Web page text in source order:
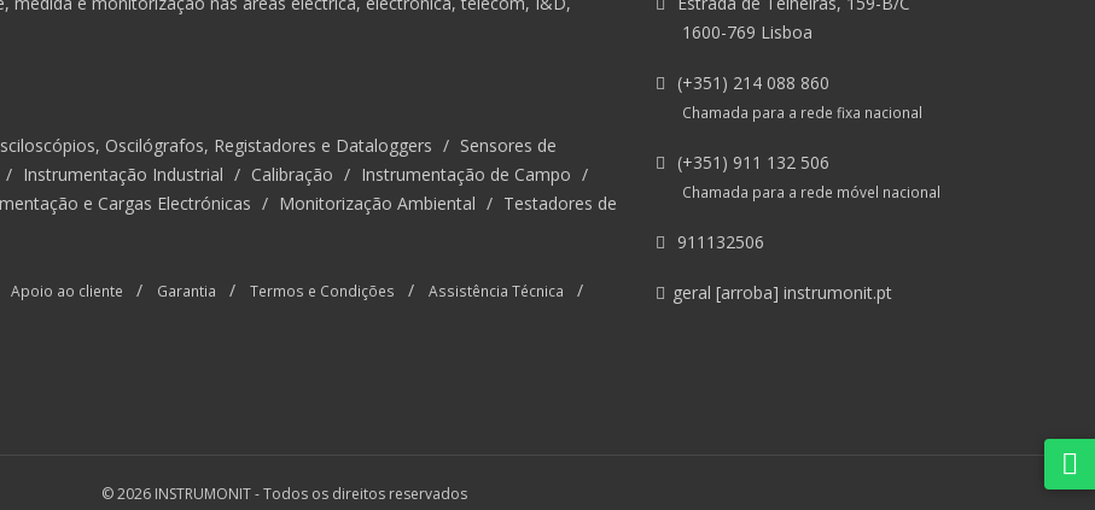
Oscilógrafos, Registadores e Dataloggers / Sensores de
/ Instrumentação Industrial / Calibração / Instrumentação de Campo /
e Cargas Electrónicas / Monitorização Ambiental / Testadores de
Apoio ao cliente / Garantia / Termos e Condições / Assistência Técnica /
1600-769 Lisboa
(+351) 214 088 860
Chamada para a rede fixa nacional
(+351) 911 132 506
Chamada para a rede móvel nacional
911132506
geral [arroba] instrumonit.pt
© 2026 INSTRUMONIT -Todos os direitos reservados